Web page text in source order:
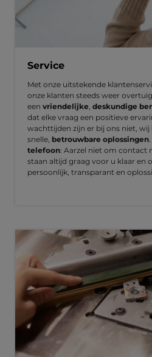
Service
Met onze uitstekende
onze klanten steeds weer
een vriendelijke deskundige
dat elke vraag een positieve
wachttijden zijn er bij ons niet, wij
snelle, betrouwbare oplossingen
telefoon: Aarzel niet om contact
staan altijd graag voor u klaar en
persoonlijk, transparant en